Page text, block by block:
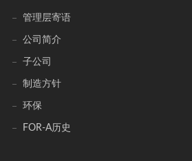
管理层寄语
公司简介
子公司
制造方针
环保
FOR-A历史